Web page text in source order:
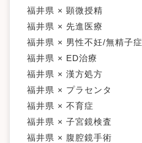
福井県 × 顕微授精
福井県 × 先進医療
福井県 × 男性不妊/無精子症
福井県 × ED治療
福井県 × 漢方処方
福井県 × プラセンタ
福井県 × 不育症
福井県 × 子宮鏡検査
福井県 × 腹腔鏡手術